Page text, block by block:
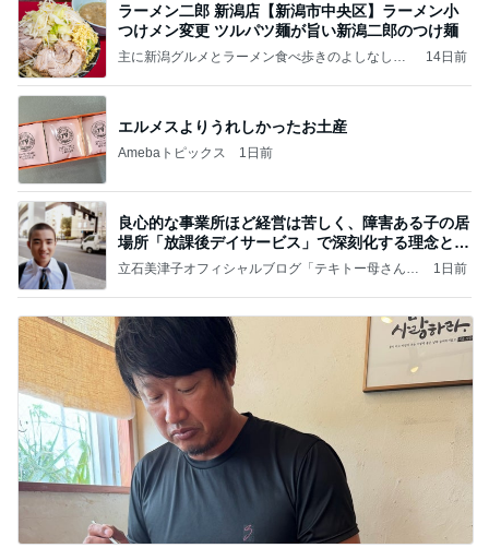
ラーメン二郎 新潟店【新潟市中央区】ラーメン小
つけメン変更 ツルパツ麺が旨い新潟二郎のつけ麺
主に新潟グルメとラーメン食べ歩きのよしなしご
14日前
エルメスよりうれしかったお土産
Amebaトピックス 1日前
良心的な事業所ほど経営は苦しく、障害ある子の居
場所「放課後デイサービス」で深刻化する理念と現
実の
立石美津子オフィシャルブログ「テキトー母さんの
1日前